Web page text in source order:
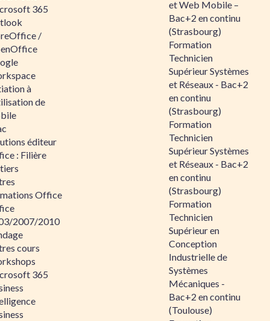
365
/
à
de
éditeur
: Filière
Office
2007/2010
cours
365
et Web Mobile –
Bac+2 en continu
(Strasbourg)
Formation
Technicien
Supérieur Systèmes
et Réseaux - Bac+2
en continu
(Strasbourg)
Formation
Technicien
Supérieur Systèmes
et Réseaux - Bac+2
en continu
(Strasbourg)
Formation
Technicien
Supérieur en
Conception
Industrielle de
Systèmes
Mécaniques -
Bac+2 en continu
(Toulouse)